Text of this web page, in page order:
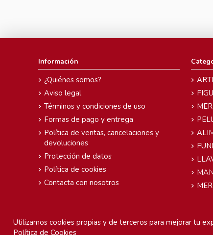
Información
¿Quiénes somos?
Aviso legal
Términos y condiciones de uso
Formas de pago y entrega
Política de ventas, cancelaciones y
devoluciones
Protección de datos
Política de cookies
Contacta con nosotros
Utilizamos cookies propias y de terceros para mejorar tu
Política de Cookies